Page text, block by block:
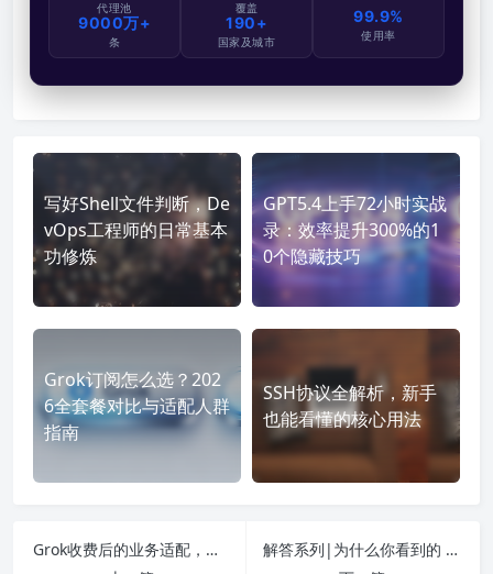
代理池
9000万+
条
覆盖
190+
国家及城市
99.9%
使用率
写好Shell文件判断，De
vOps工程师的日常基本
功修炼
GPT5.4上手72小时实战
录：效率提升300%的1
0个隐藏技巧
Grok订阅怎么选？202
6全套餐对比与适配人群
指南
SSH协议全解析，新手
也能看懂的核心用法
Grok收费后的业务适配，怎样稳定网络通道保障AI工具投资回报率
解答系列|为什么你看到的 Facebook 广告，并不是用户真实看到的版本？真实原因与广告验证方法解析